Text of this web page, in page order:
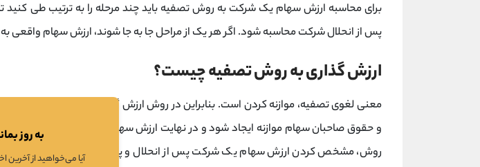
برای محاسبه ارزش سهام یک شرکت به روش تصفیه باید چند مرحله را به ترتیب طی کنید
پس از انحلال شرکت محاسبه شود. اگر هر یک از مراحل جا به جا شوند، ارزش سهام واقعی
ارزش گذاری به روش تصفیه چیست؟
معنی لغوی تصفیه، موازنه کردن است. بنابراین در روش ارزش گذاری تصفیه قرار است بین
و حقوق صاحبان سهام موازنه ایجاد شود و در نهایت ارزش سهام شرکت مشخص گردد. هدف
روش، مشخص کردن ارزش سهام یک شرکت پس از انحلال و پرداخت بدهی هاست. پرداخت
به روز
آیا می‌خواهید از آخرین